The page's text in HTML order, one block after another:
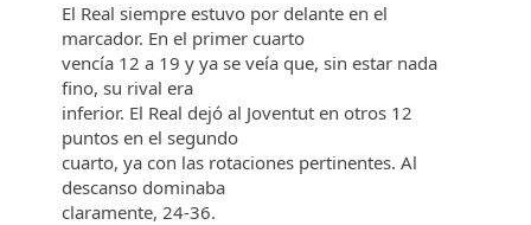
El Real siempre estuvo por delante en el
marcador. En el primer cuarto
vencía 12 a 19 y ya se veía que, sin estar nada
fino, su rival era
inferior. El Real dejó al Joventut en otros 12
puntos en el segundo
cuarto, ya con las rotaciones pertinentes. Al
descanso dominaba
claramente, 24-36.